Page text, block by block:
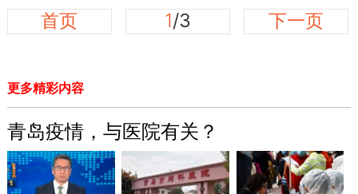
首页
1/3 下一页
更多精彩内容
青岛疫情，与医院有关？